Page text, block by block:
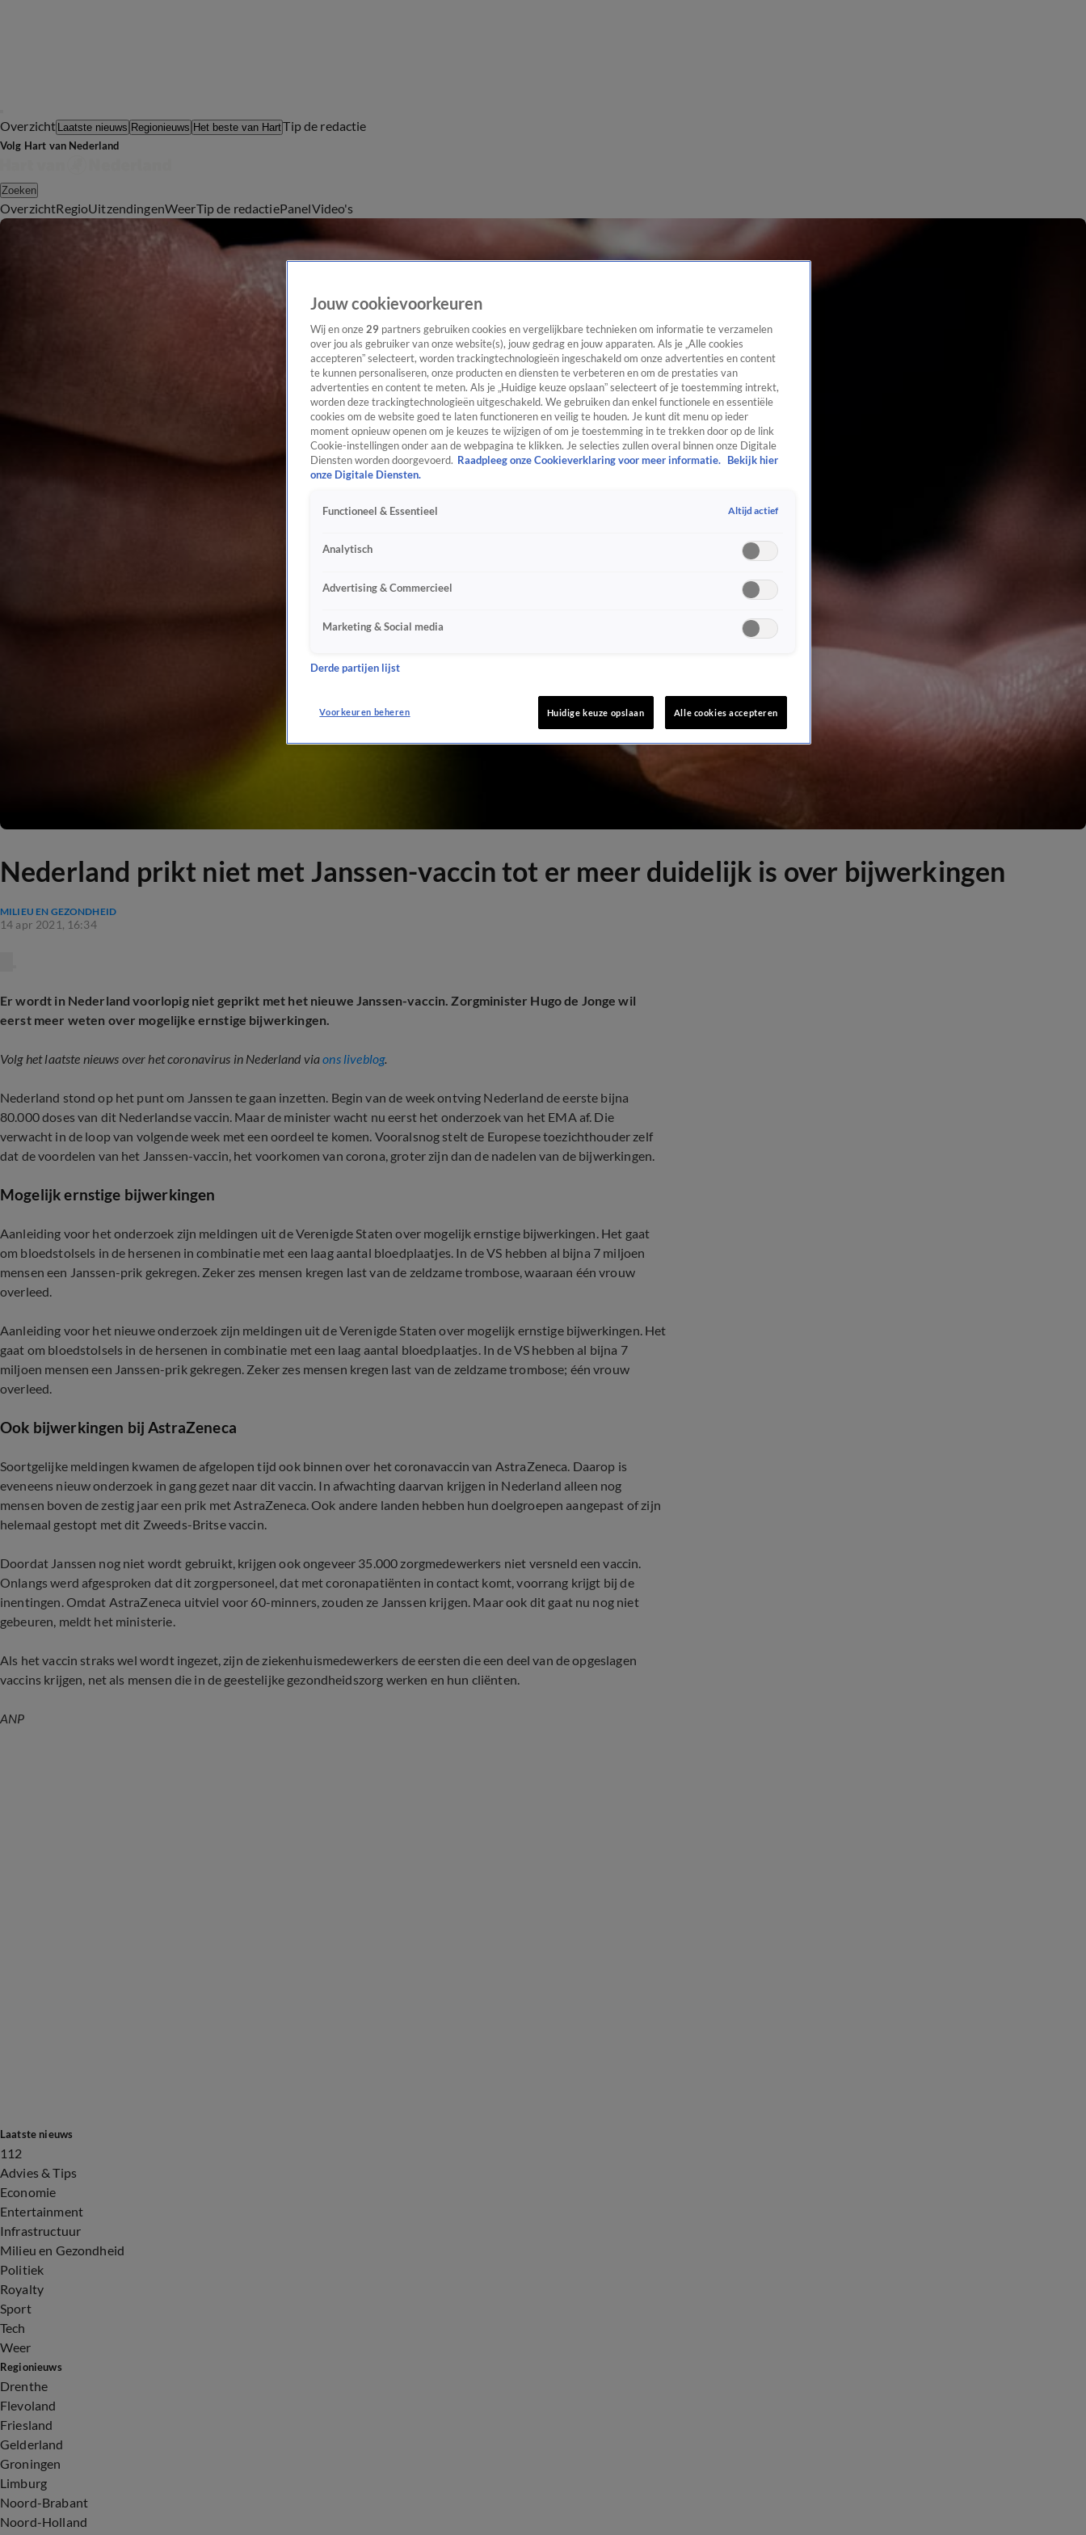
Overzicht Laatste nieuws Regionieuws Het beste van HartTip de redactie
Volg Hart van Nederland
Zoeken
OverzichtRegioUitzendingenWeerTip de redactiePanelVideo's
Nederland prikt niet met Janssen-vaccin tot er meer duidelijk is over bijwerkingen
MILIEU EN GEZONDHEID
14 apr 2021, 16:34
Er wordt in Nederland voorlopig niet geprikt met het nieuwe Janssen-vaccin. Zorgminister Hugo de Jonge wil
eerst meer weten over mogelijke ernstige bijwerkingen.
Volg het laatste nieuws over het coronavirus in Nederland viaons liveblog.
Nederland stond op het punt om Janssen te gaan inzetten. Begin van de week ontving Nederland de eerste bijna
80.000 doses van dit Nederlandse vaccin. Maar de minister wacht nu eerst het onderzoek van het EMA af. Die
verwacht in de loop van volgende week met een oordeel te komen. Vooralsnog stelt de Europese toezichthouder zelf
dat de voordelen van het Janssen-vaccin, het voorkomen van corona, groter zijn dan de nadelen van de bijwerkingen.
Mogelijk ernstige bijwerkingen
Aanleiding voor het onderzoek zijn meldingen uit de Verenigde Staten over mogelijk ernstige bijwerkingen. Het gaat
om bloedstolsels in de hersenen in combinatie met een laag aantal bloedplaatjes. In de VS hebben al bijna 7 miljoen
mensen een Janssen-prik gekregen. Zeker zes mensen kregen last van de zeldzame trombose, waaraan één vrouw
overleed.
Aanleiding voor het nieuwe onderzoek zijn meldingen uit de Verenigde Staten over mogelijk ernstige bijwerkingen. Het
gaat om bloedstolsels in de hersenen in combinatie met een laag aantal bloedplaatjes. In de VS hebben al bijna 7
miljoen mensen een Janssen-prik gekregen. Zeker zes mensen kregen last van de zeldzame trombose; één vrouw
overleed.
Ook bijwerkingen bij AstraZeneca
Soortgelijke meldingen kwamen de afgelopen tijd ook binnen over het coronavaccin van AstraZeneca. Daarop is
eveneens nieuw onderzoek in gang gezet naar dit vaccin. In afwachting daarvan krijgen in Nederland alleen nog
mensen boven de zestig jaar een prik met AstraZeneca. Ook andere landen hebben hun doelgroepen aangepast of zijn
helemaal gestopt met dit Zweeds-Britse vaccin.
Doordat Janssen nog niet wordt gebruikt, krijgen ook ongeveer 35.000 zorgmedewerkers niet versneld een vaccin.
Onlangs werd afgesproken dat dit zorgpersoneel, dat met coronapatiënten in contact komt, voorrang krijgt bij de
inentingen. Omdat AstraZeneca uitviel voor 60-minners, zouden ze Janssen krijgen. Maar ook dit gaat nu nog niet
gebeuren, meldt het ministerie.
Als het vaccin straks wel wordt ingezet, zijn de ziekenhuismedewerkers de eersten die een deel van de opgeslagen
vaccins krijgen, net als mensen die in de geestelijke gezondheidszorg werken en hun cliënten.
ANP
Laatste nieuws
112
Advies & Tips
Economie
Entertainment
Infrastructuur
Milieu en Gezondheid
Politiek
Royalty
Sport
Tech
Weer
Regionieuws
Drenthe
Flevoland
Friesland
Gelderland
Groningen
Limburg
Noord-Brabant
Noord-Holland
Jouw cookievoorkeuren
Wij en onze 29 partners gebruiken cookies en vergelijkbare technieken om informatie te verzamelen
over jou als gebruiker van onze website(s), jouw gedrag en jouw apparaten. Als je „Alle cookies
accepteren” selecteert, worden trackingtechnologieën ingeschakeld om onze advertenties en content
te kunnen personaliseren, onze producten en diensten te verbeteren en om de prestaties van
advertenties en content te meten. Als je „Huidige keuze opslaan” selecteert of je toestemming intrekt,
worden deze trackingtechnologieën uitgeschakeld. We gebruiken dan enkel functionele en essentiële
cookies om de website goed te laten functioneren en veilig te houden. Je kunt dit menu op ieder
moment opnieuw openen om je keuzes te wijzigen of om je toestemming in te trekken door op de link
Cookie-instellingen onder aan de webpagina te klikken. Je selecties zullen overal binnen onze Digitale
Diensten worden doorgevoerd. Raadpleeg onze Cookieverklaring voor meer informatie.
Bekijk hier
onze Digitale Diensten.
Functioneel & Essentieel Altijd actief
Analytisch
Advertising & Commercieel
Marketing & Social media
Derde partijen lijst
Voorkeuren beheren Huidige keuze opslaan Alle cookies accepteren